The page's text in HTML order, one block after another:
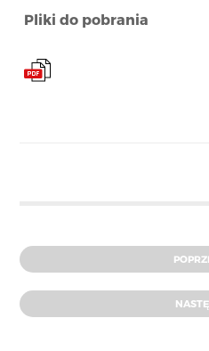
Pliki do pobrania